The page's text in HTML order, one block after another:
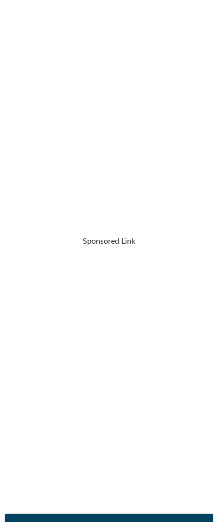
Sponsored Link